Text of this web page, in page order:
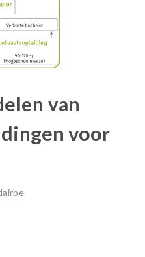
van
voor